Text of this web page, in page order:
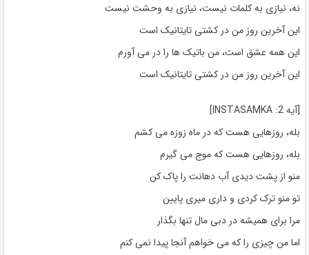
نه، نیازی به کلمات نیست، نیازی به وحشت نیست
این آخرین روز من در کشتی تایتانیک است
این همه عشق است، من باتیک ها را در می آورم
این آخرین روز من در کشتی تایتانیک است
[آیه 2: INSTASAMKA]
بله، روزهایی هست که در ماه زوزه می کشم
بله، روزهایی هست که موج می گیرم
منو از پشت دیدی آب دهانت را پاک کن
تو منو ترک کردی و داری میری پایین
مرا برای همیشه در دبی مال تنها بگذار
اما من چیزی را که می خواهم آنجا پیدا نمی کنم